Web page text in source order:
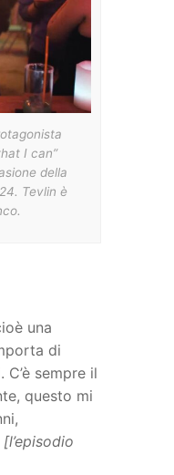
I can”
della
Tevlin è
una
di
sempre il
questo mi
[l’episodio